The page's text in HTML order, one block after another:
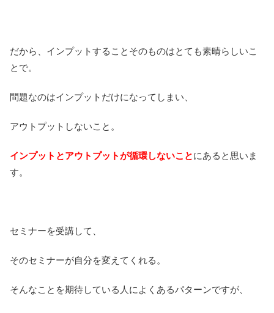
だから、インプットすることそのものはとても素晴らしいこ
とで。
問題なのはインプットだけになってしまい、
アウトプットしないこと。
インプットとアウトプットが循環しないことにあると思いま
す。
セミナーを受講して、
そのセミナーが自分を変えてくれる。
そんなことを期待している人によくあるパターンですが、